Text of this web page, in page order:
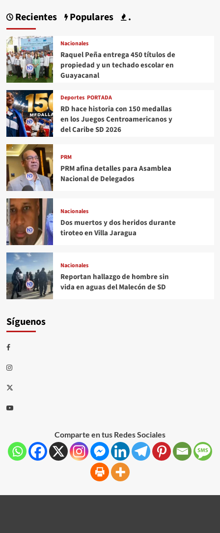
Recientes Populares .
Nacionales
Raquel Peña entrega 450 títulos de
propiedad y un techado escolar en
Guayacanal
Deportes PORTADA
RD hace historia con 150 medallas
en los Juegos Centroamericanos y
del Caribe SD 2026
PRM
PRM afina detalles para Asamblea
Nacional de Delegados
Nacionales
Dos muertos y dos heridos durante
tiroteo en Villa Jaragua
Nacionales
Reportan hallazgo de hombre sin
vida en aguas del Malecón de SD
Síguenos
Comparte en tus Redes Sociales